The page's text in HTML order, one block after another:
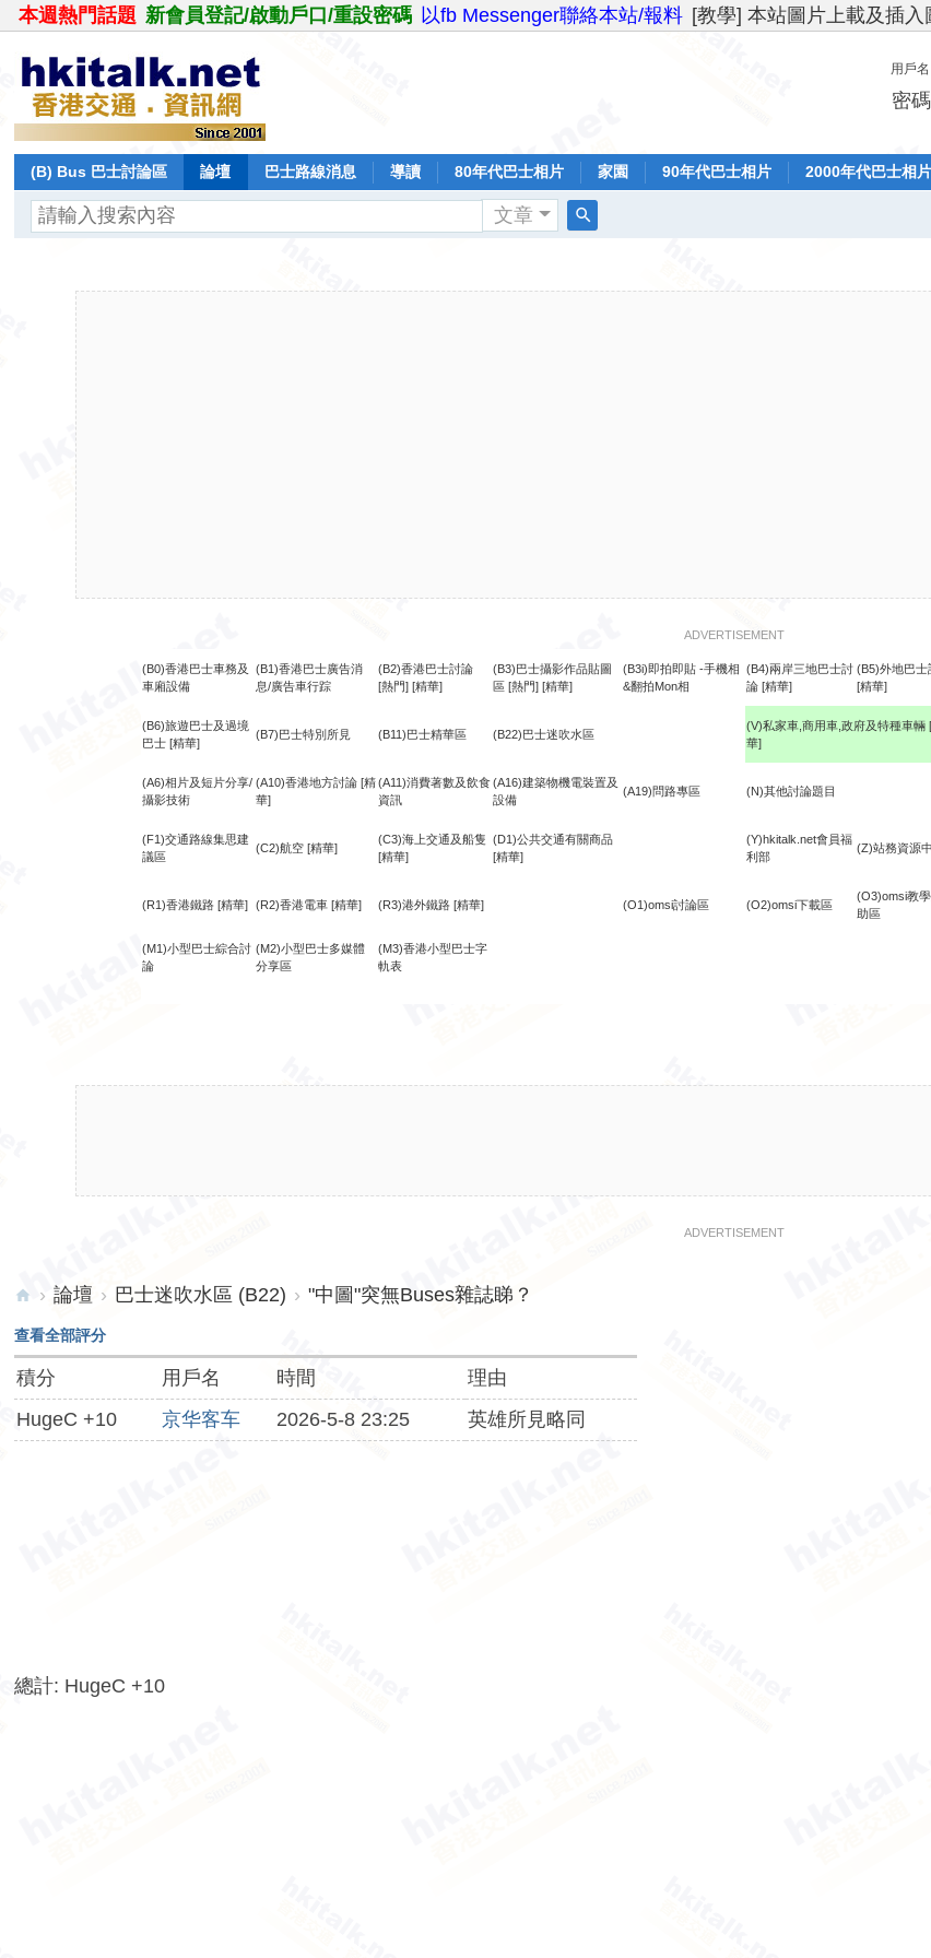
本週熱門話題 新會員登記/啟動戶口/重設密碼 以fb Messenger聯絡本站/報料 [教學] 本站圖片上載及插入
用戶名
密碼
(B) Bus 巴士討論區 論壇 巴士路線消息 導讀 80年代巴士相片 家園 90年代巴士相片 2000年代巴士相片
文章
ADVERTISEMENT
(B0)香港巴士車務及
車廂設備
(B1)香港巴士廣告消
息/廣告車行踪
(B2)香港巴士討論
[熱門] [精華]
(B3)巴士攝影作品貼圖
區 [熱門] [精華]
(B3i)即拍即貼 -手機相
&翻拍Mon相
(B4)兩岸三地巴士討
論 [精華]
(B5)外地巴士
[精華]
(B6)旅遊巴士及過境
巴士 [精華]
(B7)巴士特別所見 (B11)巴士精華區 (B22)巴士迷吹水區
(V)私家車,商用車,政府及特種車輛
華]
(A6)相片及短片分享/
攝影技術
(A10)香港地方討論 [精
華]
(A11)消費著數及飲食
資訊
(A16)建築物機電裝置及
設備
(A19)問路專區 (N)其他討論題目
(F1)交通路線集思建
議區
(C2)航空 [精華]
(C3)海上交通及船隻
[精華]
(D1)公共交通有關商品
[精華]
(Y)hkitalk.net會員福
利部
(Z)站務資源
(R1)香港鐵路 [精華] (R2)香港電車 [精華] (R3)港外鐵路 [精華] (O1)omsi討論區 (O2)omsi下載區
(O3)omsi教
助區
(M1)小型巴士綜合討
論
(M2)小型巴士多媒體
分享區
(M3)香港小型巴士字
軌表
ADVERTISEMENT
hk
ita
lk.
ne
網
› 論壇 › 巴士迷吹水區 (B22) › "中圖"突無Buses雜誌睇？
查看全部評分
積分 用戶名 時間
理由
HugeC +10
京华客车 2026-5-8 23:25 英雄所見略同
總計: HugeC +10